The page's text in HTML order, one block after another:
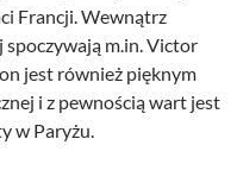
Francji. Wewnątrz
spoczywają m.in. Victor
jest również pięknym
i z pewnością wart jest
w Paryżu.